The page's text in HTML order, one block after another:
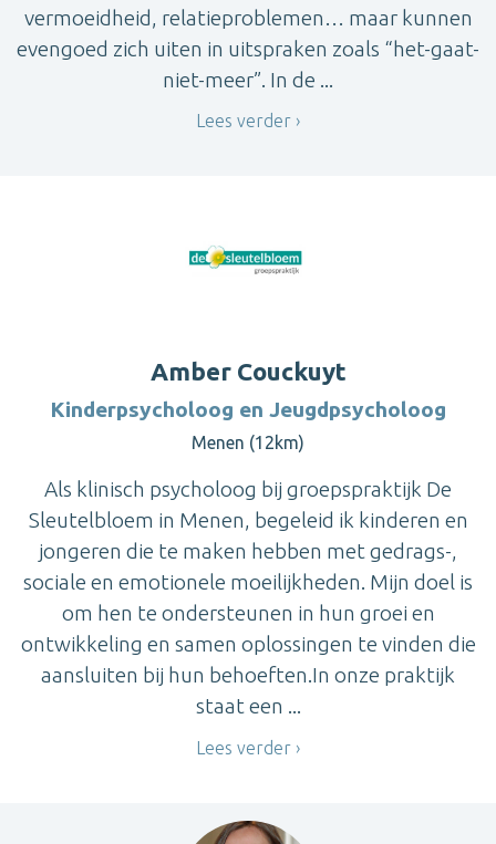
vermoeidheid, relatieproblemen… maar kunnen
evengoed zich uiten in uitspraken zoals “het-gaat-
niet-meer”. In de ...
Lees verder
Amber Couckuyt
Kinderpsycholoog en Jeugdpsycholoog
Menen (12km)
Als klinisch psycholoog bij groepspraktijk De
Sleutelbloem in Menen, begeleid ik kinderen en
jongeren die te maken hebben met gedrags-,
sociale en emotionele moeilijkheden. Mijn doel is
om hen te ondersteunen in hun groei en
ontwikkeling en samen oplossingen te vinden die
aansluiten bij hun behoeften.In onze praktijk
staat een ...
Lees verder